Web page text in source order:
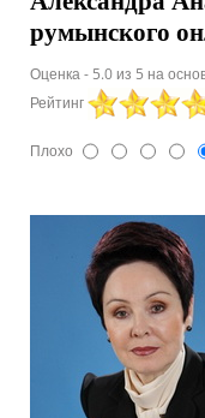
Акции
Блог
Контакты
румынского
Оценка - 5.0 из 5 на
Рейтинг
Плохо